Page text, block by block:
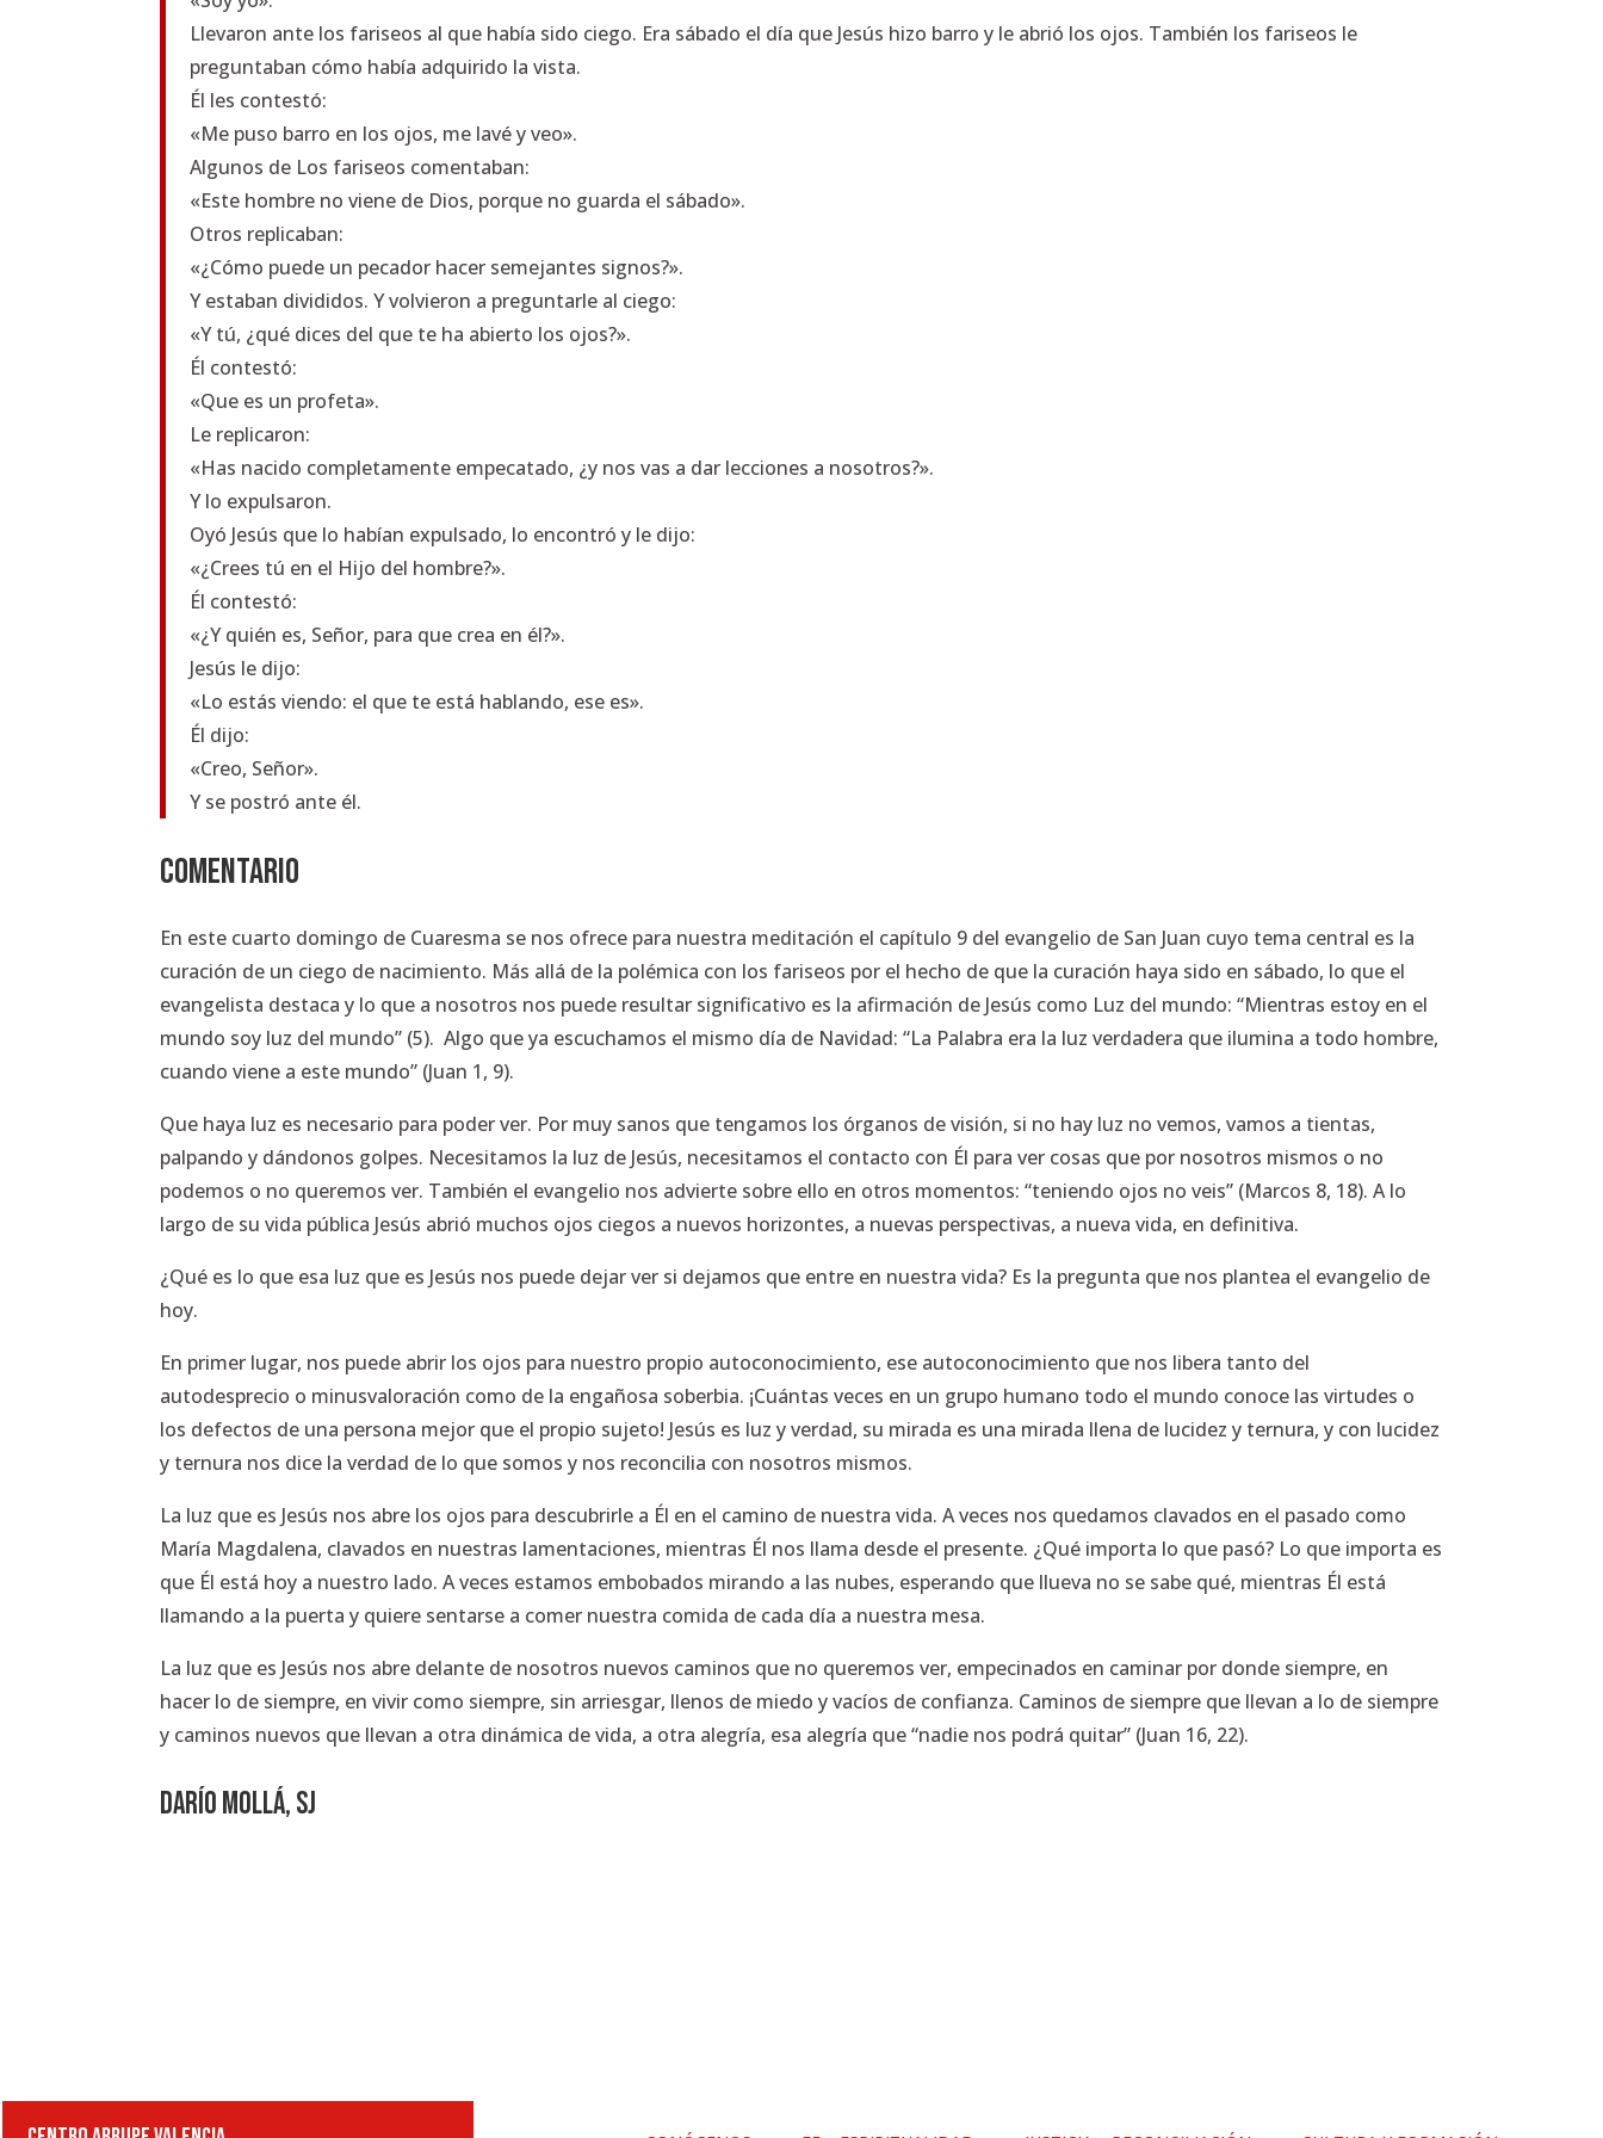
Llevaron ante los fariseos al que había sido ciego. Era sábado el día que Jesús hizo barro y le abrió los ojos. También los fariseos le
preguntaban cómo había adquirido la vista.
Él les contestó:
«Me puso barro en los ojos, me lavé y veo».
Algunos de Los fariseos comentaban:
«Este hombre no viene de Dios, porque no guarda el sábado».
Otros replicaban:
«¿Cómo puede un pecador hacer semejantes signos?».
Y estaban divididos. Y volvieron a preguntarle al ciego:
«Y tú, ¿qué dices del que te ha abierto los ojos?».
Él contestó:
«Que es un profeta».
Le replicaron:
«Has nacido completamente empecatado, ¿y nos vas a dar lecciones a nosotros?».
Y lo expulsaron.
Oyó Jesús que lo habían expulsado, lo encontró y le dijo:
«¿Crees tú en el Hijo del hombre?».
Él contestó:
«¿Y quién es, Señor, para que crea en él?».
Jesús le dijo:
«Lo estás viendo: el que te está hablando, ese es».
Él dijo:
«Creo, Señor».
Y se postró ante él.
COMENTARIO
En este cuarto domingo de Cuaresma se nos ofrece para nuestra meditación el capítulo 9 del evangelio de San Juan cuyo tema central es la
curación de un ciego de nacimiento. Más allá de la polémica con los fariseos por el hecho de que la curación haya sido en sábado, lo que el
evangelista destaca y lo que a nosotros nos puede resultar significativo es la afirmación de Jesús como Luz del mundo:“Mientras estoy en el
mundo soy luz del mundo” (5). Algo que ya escuchamos el mismo día de Navidad:“La Palabra era la luz verdadera que ilumina a todo hombre,
cuando viene a este mundo” (Juan 1, 9).
Que haya luz es necesario para poder ver. Por muy sanos que tengamos los órganos de visión, si no hay luz no vemos, vamos a tientas,
palpando y dándonos golpes. Necesitamos la luz de Jesús, necesitamos el contacto con Él para ver cosas que por nosotros mismos o no
podemos o no queremos ver. También el evangelio nos advierte sobre ello en otros momentos:“teniendo ojos no veis” (Marcos 8, 18). A lo
largo de su vida pública Jesús abrió muchos ojos ciegos a nuevos horizontes, a nuevas perspectivas, a nueva vida, en definitiva.
¿Qué es lo que esa luz que es Jesús nos puede dejar ver si dejamos que entre en nuestra vida? Es la pregunta que nos plantea el evangelio de
hoy.
En primer lugar, nos puede abrir los ojos para nuestro propio autoconocimiento, ese autoconocimiento que nos libera tanto del
autodesprecio o minusvaloración como de la engañosa soberbia. ¡Cuántas veces en un grupo humano todo el mundo conoce las virtudes o
los defectos de una persona mejor que el propio sujeto! Jesús es luz y verdad, su mirada es una mirada llena de lucidez y ternura, y con lucidez
y ternura nos dice la verdad de lo que somos y nos reconcilia con nosotros mismos.
La luz que es Jesús nos abre los ojos para descubrirle a Él en el camino de nuestra vida. A veces nos quedamos clavados en el pasado como
María Magdalena, clavados en nuestras lamentaciones, mientras Él nos llama desde el presente. ¿Qué importa lo que pasó? Lo que importa es
que Él está hoy a nuestro lado. A veces estamos embobados mirando a las nubes, esperando que llueva no se sabe qué, mientras Él está
llamando a la puerta y quiere sentarse a comer nuestra comida de cada día a nuestra mesa.
La luz que es Jesús nos abre delante de nosotros nuevos caminos que no queremos ver, empecinados en caminar por donde siempre, en
hacer lo de siempre, en vivir como siempre, sin arriesgar, llenos de miedo y vacíos de confianza. Caminos de siempre que llevan a lo de siempre
y caminos nuevos que llevan a otra dinámica de vida, a otra alegría, esa alegría que“nadie nos podrá quitar” (Juan 16, 22).
DARÍO MOLLÁ, SJ